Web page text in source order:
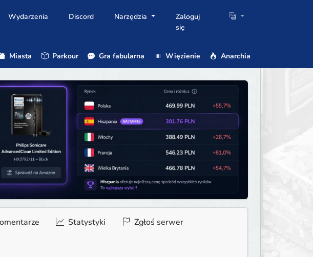
Wydarzenia Discord Narzędzia
Zaloguj
się
Miasta Parkour Gra fabularna Więzienie Anarchia
Statystyki Zgłoś serwer